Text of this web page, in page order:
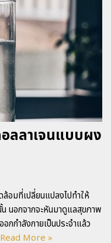
ลลาเจนแบบผง
มที่เปลี่ยนแปลงไปทำให้
นอกจากจะหันมาดูแลสุขภาพ
กกำลังกายเป็นประจำแล้ว
Read More »